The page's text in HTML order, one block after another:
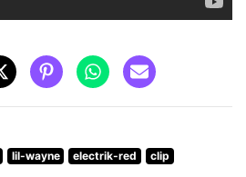
lil-wayne electrik-red clip